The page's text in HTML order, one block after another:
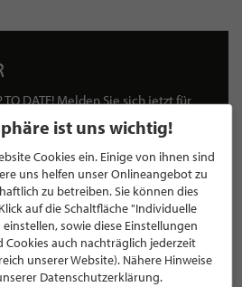
DATE! Melden Sie sich jetzt für
Newsletter an und profitieren Sie
TrendsundAngeboten
unseren Newsletter stimmen Sie
zu. EineAbmeldung
ist uns wichtig!
Cookies ein. Einige von ihnen sind
uns helfen unser Onlineangebot zu
zu betreiben. Sie können dies
auf die Schaltfläche "Individuelle
sowie diese Einstellungen
auch nachträglich jederzeit
unserer Website). Nähere Hinweise
Datenschutzerklärung.